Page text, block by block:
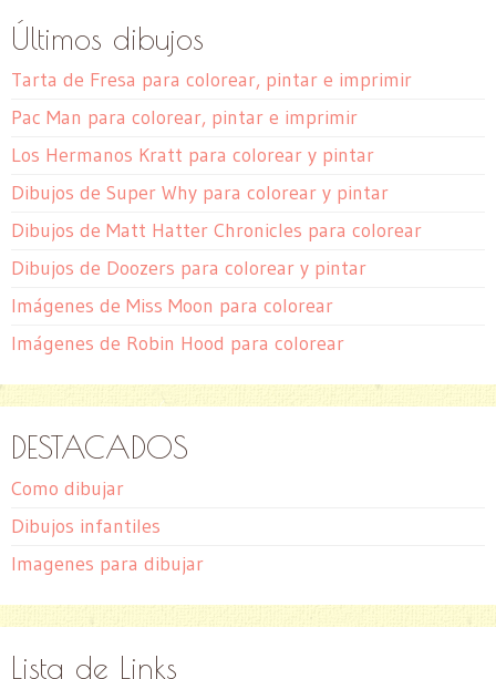
Últimos dibujos
Tarta de Fresa para colorear, pintar e imprimir
Pac Man para colorear, pintar e imprimir
Los Hermanos Kratt para colorear y pintar
Dibujos de Super Why para colorear y pintar
Dibujos de Matt Hatter Chronicles para colorear
Dibujos de Doozers para colorear y pintar
Imágenes de Miss Moon para colorear
Imágenes de Robin Hood para colorear
DESTACADOS
Como dibujar
Dibujos infantiles
Imagenes para dibujar
Lista de Links